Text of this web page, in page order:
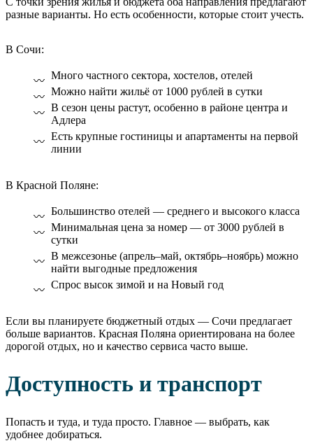
разные варианты. Но есть особенности, которые стоит учесть.
В Сочи:
Много частного сектора, хостелов, отелей
Можно найти жильё от 1000 рублей в сутки
В сезон цены растут, особенно в районе центра и
Адлера
Есть крупные гостиницы и апартаменты на первой
линии
В Красной Поляне:
Большинство отелей — среднего и высокого класса
Минимальная цена за номер — от 3000 рублей в
сутки
В межсезонье (апрель–май, октябрь–ноябрь) можно
найти выгодные предложения
Спрос высок зимой и на Новый год
Если вы планируете бюджетный отдых — Сочи предлагает
больше вариантов. Красная Поляна ориентирована на более
дорогой отдых, но и качество сервиса часто выше.
Доступность и транспорт
Попасть и туда, и туда просто. Главное — выбрать, как
удобнее добираться.